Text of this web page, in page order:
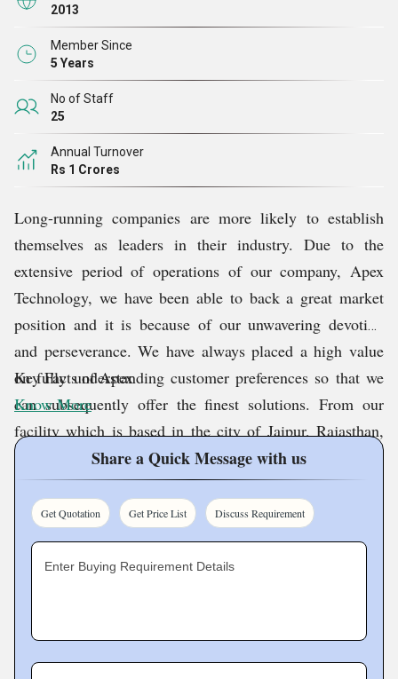
2013
Member Since
5 Years
No of Staff
25
Annual Turnover
Rs 1 Crores
Long-running companies are more likely to establish
themselves as leaders in their industry. Due to the
extensive period of operations of our company, Apex
Technology, we have been able to back a great market
position and it is because of our unwavering devotion
and perseverance. We have always placed a high value
on fully understanding customer preferences so that we
can subsequently offer the finest solutions. From our
facility which is based in the city of Jaipur, Rajasthan,
India, we have been delivering top-quality products like
Mild Steel DSP LX Wheel Balancer, MS Car Vacuum
Cleaner, Mild Steel Automatic Tyre Changer Machine,
Manatec 3D Wheel Alignment Machine, Auto Part
Cleaning Machine, Automatic Car Washer Machine,
Key Facts of Apex
Know More
Share a Quick Message with us
Get Quotation Get Price List Discuss Requirement
Enter Buying Requirement Details